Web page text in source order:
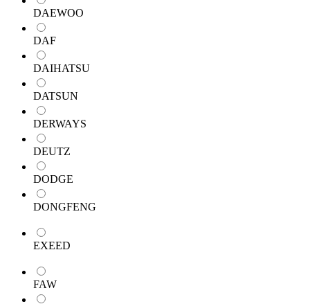
DAEWOO
DAF
DAIHATSU
DATSUN
DERWAYS
DEUTZ
DODGE
DONGFENG
EXEED
FAW